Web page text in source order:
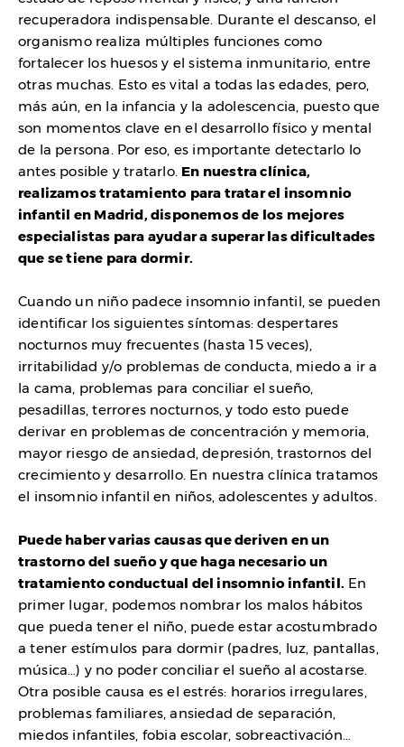
recuperadora indispensable. Durante el descanso, el
organismo realiza múltiples funciones como
fortalecer los huesos y el sistema inmunitario, entre
otras muchas. Esto es vital a todas las edades, pero,
más aún, en la infancia y la adolescencia, puesto que
son momentos clave en el desarrollo físico y mental
de la persona. Por eso, es importante detectarlo lo
antes posible y tratarlo. En nuestra clínica,
realizamos tratamiento para tratar el insomnio
infantil en Madrid, disponemos de los mejores
especialistas para ayudar a superar las dificultades
que se tiene para dormir.
Cuando un niño padece insomnio infantil, se pueden
identificar los siguientes síntomas: despertares
nocturnos muy frecuentes (hasta 15 veces),
irritabilidad y/o problemas de conducta, miedo a ir a
la cama, problemas para conciliar el sueño,
pesadillas, terrores nocturnos, y todo esto puede
derivar en problemas de concentración y memoria,
mayor riesgo de ansiedad, depresión, trastornos del
crecimiento y desarrollo. En nuestra clínica tratamos
el insomnio infantil en niños, adolescentes y adultos.
Puede haber varias causas que deriven en un
trastorno del sueño y que haga necesario un
tratamiento conductual del insomnio infantil. En
primer lugar, podemos nombrar los malos hábitos
que pueda tener el niño, puede estar acostumbrado
a tener estímulos para dormir (padres, luz, pantallas,
música…) y no poder conciliar el sueño al acostarse.
Otra posible causa es el estrés: horarios irregulares,
problemas familiares, ansiedad de separación,
miedos infantiles, fobia escolar, sobreactivación…